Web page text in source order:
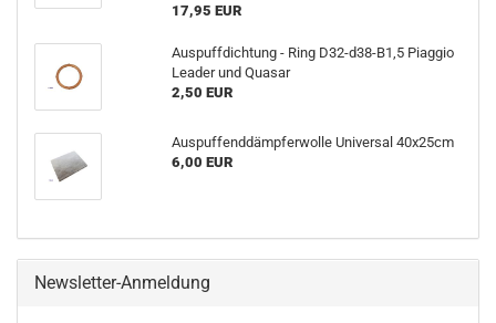
17,95 EUR
Auspuffdichtung - Ring D32-d38-B1,5 Piaggio
Leader und Quasar
2,50 EUR
Auspuffenddämpferwolle Universal 40x25cm
6,00 EUR
Newsletter-Anmeldung